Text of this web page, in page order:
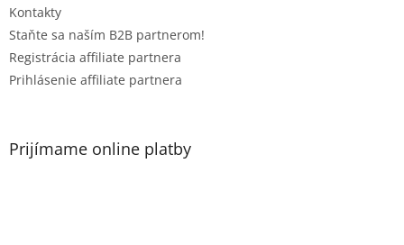
Kontakty
Staňte sa naším B2B partnerom!
Registrácia affiliate partnera
Prihlásenie affiliate partnera
Prijímame online platby